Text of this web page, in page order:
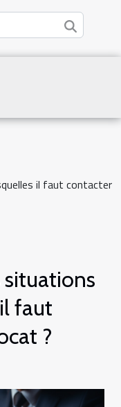
il faut contacter
situations
faut
?